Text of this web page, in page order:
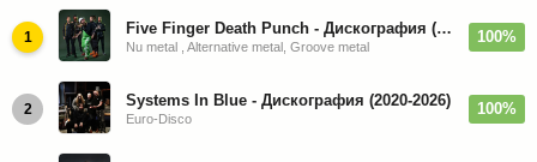
1 Five Finger Death Punch - Дискография (2008-2026)
Nu metal , Alternative metal, Groove metal
100%
2 Systems In Blue - Дискография (2020-2026)
Euro-Disco
100%